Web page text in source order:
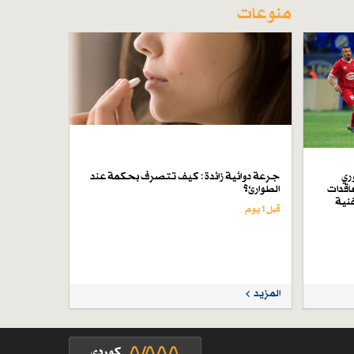
منوعات
جرعة دوائية زائدة : كيف تتصرف بحكمة عند
الطوارئ؟
قبل 1 یوم
المزيد